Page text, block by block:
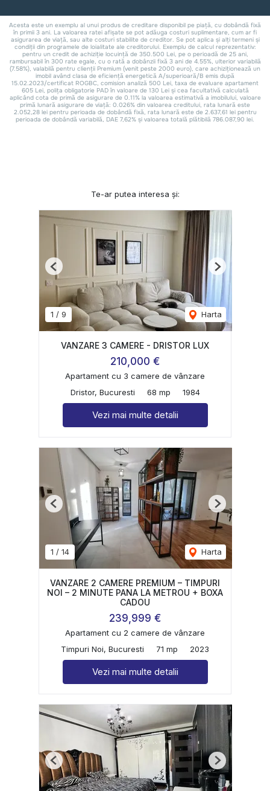
Te-ar putea interesa și:
1 / 9 Harta
Previous Next
VANZARE 3 CAMERE - DRISTOR LUX
210,000 €
Apartament cu 3 camere de vânzare
Dristor, Bucuresti
68 mp 1984
Vezi mai multe detalii
1 / 14 Harta
Previous Next
VANZARE 2 CAMERE PREMIUM – TIMPURI
NOI – 2 MINUTE PANA LA METROU + BOXA
CADOU
239,999 €
Apartament cu 2 camere de vânzare
Timpuri Noi, Bucuresti
71 mp 2023
Vezi mai multe detalii
Previous Next